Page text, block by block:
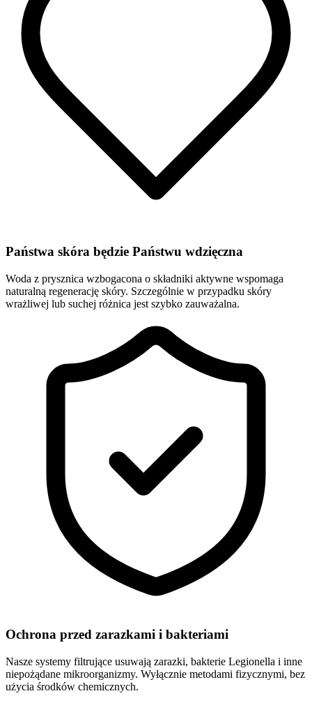
Państwa skóra będzie Państwu wdzięczna
Woda z prysznica wzbogacona o składniki aktywne wspomaga
naturalną regenerację skóry. Szczególnie w przypadku skóry
wrażliwej lub suchej różnica jest szybko zauważalna.
Ochrona przed zarazkami i bakteriami
Nasze systemy filtrujące usuwają zarazki, bakterie Legionella i inne
niepożądane mikroorganizmy. Wyłącznie metodami fizycznymi, bez
użycia środków chemicznych.